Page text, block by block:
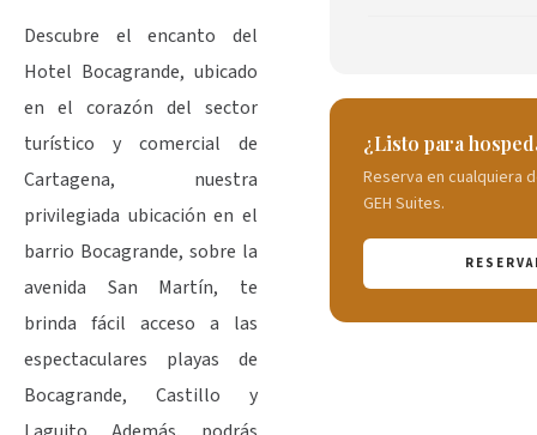
Descubre el encanto del
Hotel Bocagrande, ubicado
en el corazón del sector
turístico y comercial de
Cartagena, nuestra
privilegiada ubicación en el
barrio Bocagrande, sobre la
avenida San Martín, te
brinda fácil acceso a las
espectaculares playas de
Bocagrande, Castillo y
¿Listo para
Reserva en cualquiera
GEH Suites.